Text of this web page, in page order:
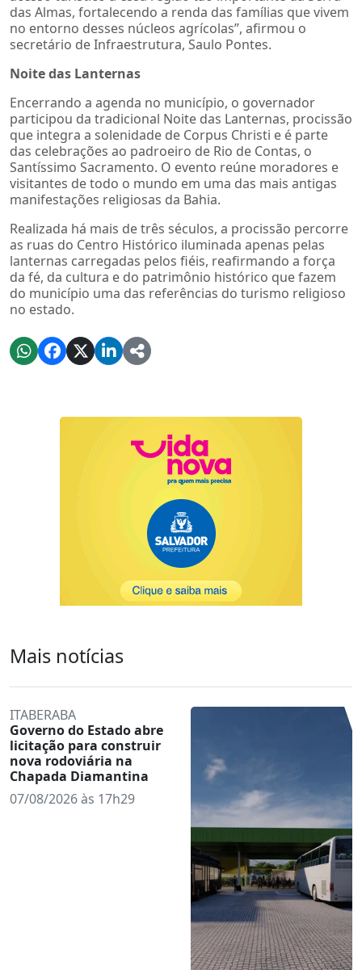
das Almas, fortalecendo a renda das famílias que vivem
no entorno desses núcleos agrícolas”, afirmou o
secretário de Infraestrutura, Saulo Pontes.
Noite das Lanternas
Encerrando a agenda no município, o governador
participou da tradicional Noite das Lanternas, procissão
que integra a solenidade de Corpus Christi e é parte
das celebrações ao padroeiro de Rio de Contas, o
Santíssimo Sacramento. O evento reúne moradores e
visitantes de todo o mundo em uma das mais antigas
manifestações religiosas da Bahia.
Realizada há mais de três séculos, a procissão percorre
as ruas do Centro Histórico iluminada apenas pelas
lanternas carregadas pelos fiéis, reafirmando a força
da fé, da cultura e do patrimônio histórico que fazem
do município uma das referências do turismo religioso
no estado.
Mais notícias
ITABERABA
Governo do Estado abre
licitação para construir
nova rodoviária na
Chapada Diamantina
07/08/2026 às 17h29